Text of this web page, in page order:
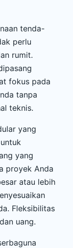
tenda-
perlu
rumit.
fokus pada
tanpa
teknis.
yang
yang
proyek Anda
atau lebih
Fleksibilitas
uang.